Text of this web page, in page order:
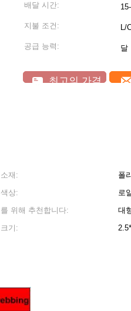
배달 시간:
지불 조건: L/
공급 능력: 달
최고의 가격
소재:
폴
색상:
로
를 위해 추천합니다:
대
크기: